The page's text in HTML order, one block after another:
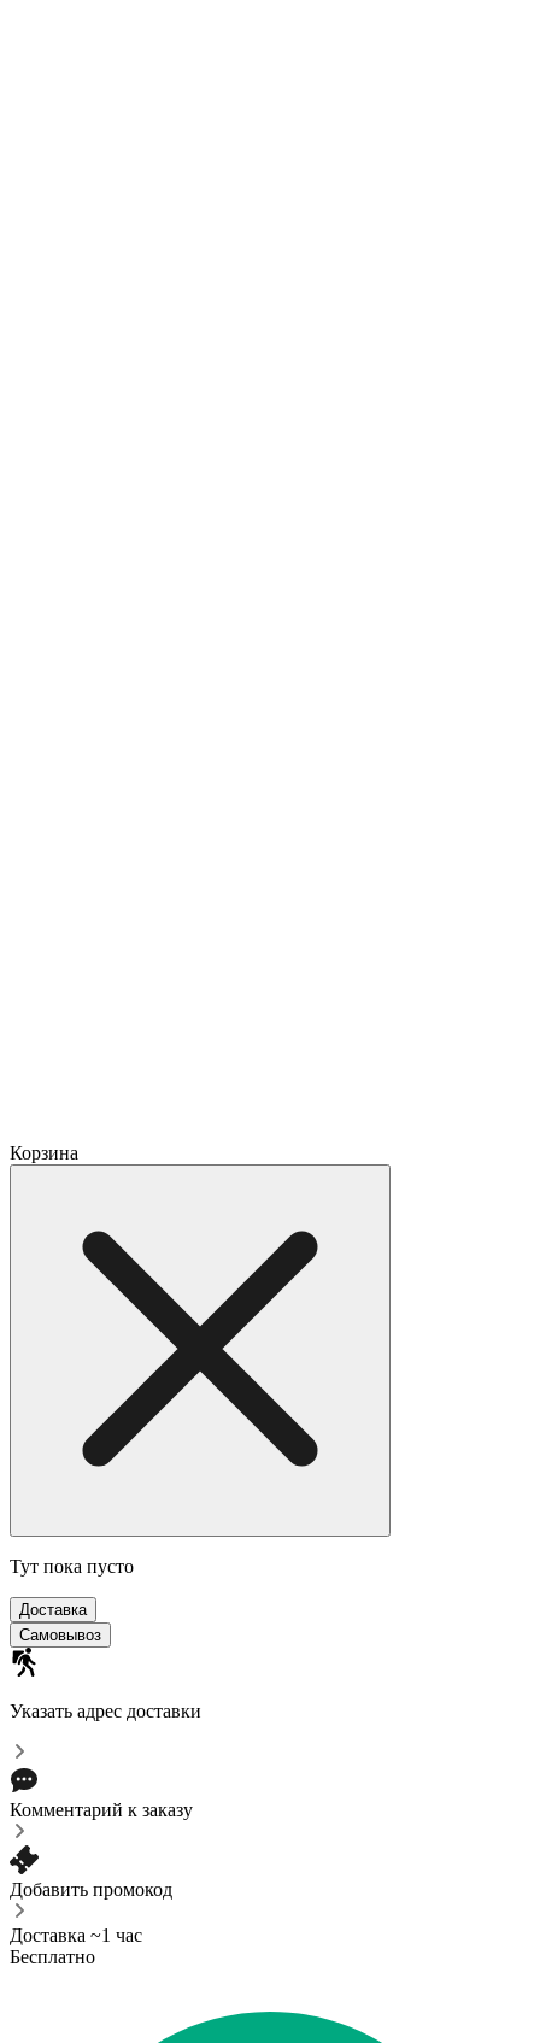
Корзина
Тут пока пусто
Доставка
Самовывоз
Указать адрес доставки
Комментарий к заказу
Добавить промокод
Доставка ~1 час
Бесплатно